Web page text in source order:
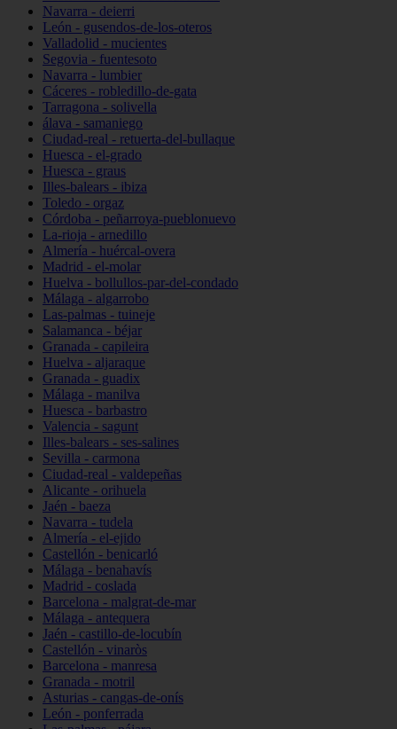
Navarra - deierri
León - gusendos-de-los-oteros
Valladolid - mucientes
Segovia - fuentesoto
Navarra - lumbier
Cáceres - robledillo-de-gata
Tarragona - solivella
álava - samaniego
Ciudad-real - retuerta-del-bullaque
Huesca - el-grado
Huesca - graus
Illes-balears - ibiza
Toledo - orgaz
Córdoba - peñarroya-pueblonuevo
La-rioja - arnedillo
Almería - huércal-overa
Madrid - el-molar
Huelva - bollullos-par-del-condado
Málaga - algarrobo
Las-palmas - tuineje
Salamanca - béjar
Granada - capileira
Huelva - aljaraque
Granada - guadix
Málaga - manilva
Huesca - barbastro
Valencia - sagunt
Illes-balears - ses-salines
Sevilla - carmona
Ciudad-real - valdepeñas
Alicante - orihuela
Jaén - baeza
Navarra - tudela
Almería - el-ejido
Castellón - benicarló
Málaga - benahavís
Madrid - coslada
Barcelona - malgrat-de-mar
Málaga - antequera
Jaén - castillo-de-locubín
Castellón - vinaròs
Barcelona - manresa
Granada - motril
Asturias - cangas-de-onís
León - ponferrada